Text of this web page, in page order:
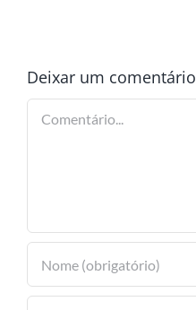
Deixar um comentário